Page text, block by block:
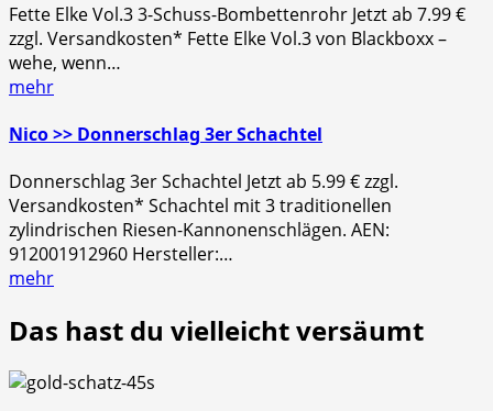
Fette Elke Vol.3 3-Schuss-Bombettenrohr Jetzt ab 7.99 €
zzgl. Versandkosten* Fette Elke Vol.3 von Blackboxx –
wehe, wenn…
mehr
Nico >> Donnerschlag 3er Schachtel
Donnerschlag 3er Schachtel Jetzt ab 5.99 € zzgl.
Versandkosten* Schachtel mit 3 traditionellen
zylindrischen Riesen-Kannonenschlägen. AEN:
912001912960 Hersteller:…
mehr
Das hast du vielleicht versäumt